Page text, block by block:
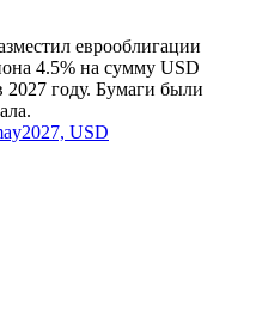
еврооблигации
4.5% на сумму USD
году. Бумаги были
USD